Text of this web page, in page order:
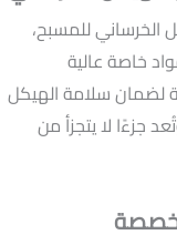
للمسبح،
خاصة عالية
لضمان سلامة الهيكل
جزءًا لا يتجزأ من